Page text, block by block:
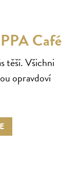
Café
těší. Všichni
opravdoví